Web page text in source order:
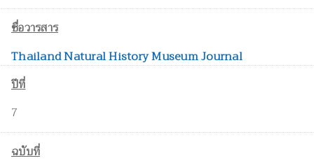
ชื่อวารสาร
Thailand Natural History Museum Journal
ปีที่
7
ฉบับที่